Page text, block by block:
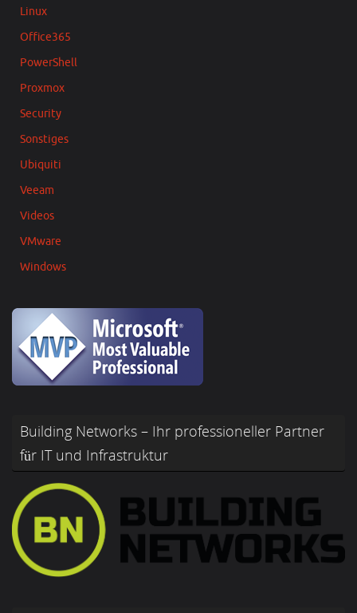
Linux
Office365
PowerShell
Proxmox
Security
Sonstiges
Ubiquiti
Veeam
Videos
VMware
Windows
Building Networks – Ihr professioneller Partner
für IT und Infrastruktur